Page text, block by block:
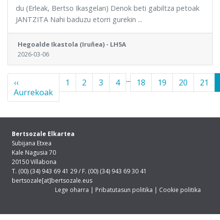
du (Erleak, Bertso Ikasgelan) Denok beti gabiltza petoak
JANTZITA Nahi baduzu etorri gurekin ...
Hegoalde Ikastola (Iruñea) - LH5A
2026-03-06
‹‹
Aurrekoak
1 2 3 4 ... 18 19 20 21
Bertsozale Elkartea
Subijana Etxea
Kale Nagusia 70
20150 Villabona
T. (00) (34) 943 69 41 29 / F. (00) (34) 943 69 30 41
bertsozale[at]bertsozale.eus
Lege oharra | Pribatutasun politika | Cookie politika